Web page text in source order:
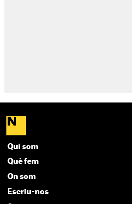
Qui som
Què fem
On som
Escriu-nos